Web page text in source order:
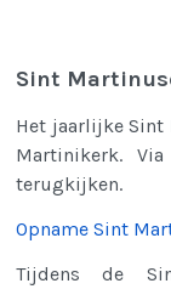
Sint
Het jaarlijke Sint
Martinikerk.
terugkijken.
Opname Sint
Tijdens de